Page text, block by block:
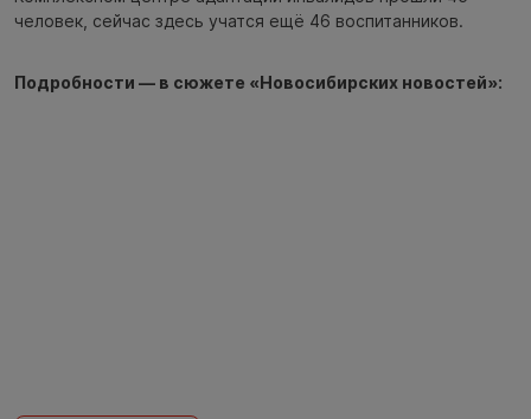
человек, сейчас здесь учатся ещё 46 воспитанников.
Подробности — в сюжете «Новосибирских новостей»: